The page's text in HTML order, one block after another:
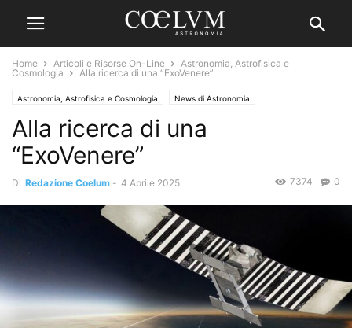
Home Articoli e Risorse On-Line
Astronomia, Astrofisica e
Cosmologia
Alla ricerca di una “ExoVenere”
Astronomia, Astrofisica e Cosmologia News di Astronomia
Alla ricerca di una
“ExoVenere”
Di Redazione Coelum - 4 Aprile 2025 0
7374